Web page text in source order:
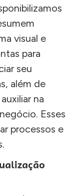
visual e
para
seu
além de
na
Esses
processos e